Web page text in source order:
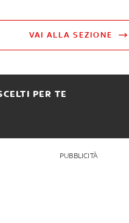
VAI ALLA SEZIONE
PER TE
PUBBLICITÀ